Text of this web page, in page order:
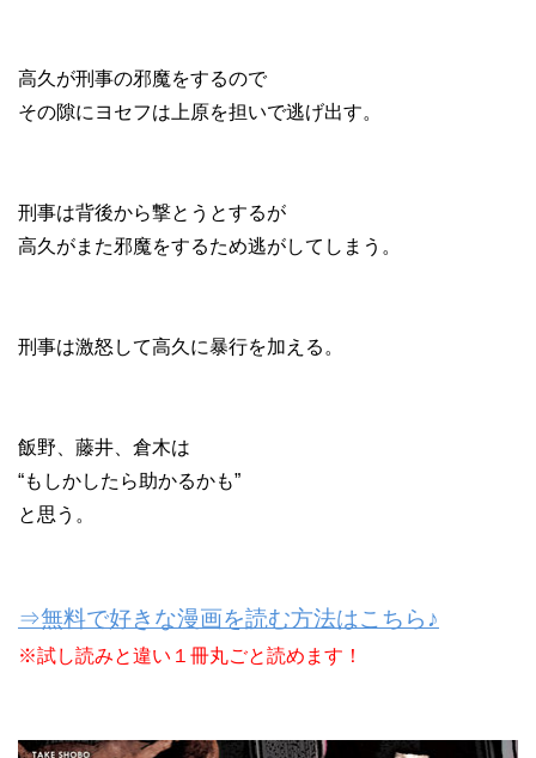
高久が刑事の邪魔をするので
その隙にヨセフは上原を担いで逃げ出す。
刑事は背後から撃とうとするが
高久がまた邪魔をするため逃がしてしまう。
刑事は激怒して高久に暴行を加える。
飯野、藤井、倉木は
“もしかしたら助かるかも”
と思う。
⇒無料で好きな漫画を読む方法はこちら♪
※試し読みと違い１冊丸ごと読めます！